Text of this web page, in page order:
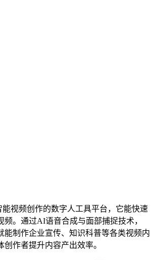
能视频创作的数字人工具平台，它能快速
频。通过AI语音合成与面部捕捉技术，
能制作企业宣传、知识科普等各类视频内
创作者提升内容产出效率。